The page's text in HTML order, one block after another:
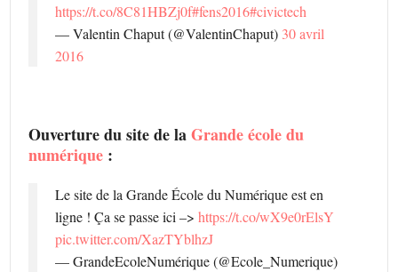
https://t.co/8C81HBZj0f#fens2016#civictech
— Valentin Chaput (@ValentinChaput) 30 avril
2016
Ouverture du site de laGrande école du
numérique :
Le site de la Grande École du Numérique est en
ligne ! Ça se passe ici –>https://t.co/wX9e0rElsY
pic.twitter.com/XazTYblhzJ
— GrandeEcoleNumérique (@Ecole_Numerique)